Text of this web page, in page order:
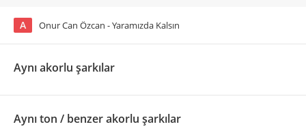
A Onur Can Özcan - Yaramızda Kalsın
Aynı akorlu şarkılar
Aynı ton / benzer akorlu şarkılar